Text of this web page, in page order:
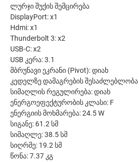
ლურჯი შუქის შემცირება
DisplayPort: x1
Hdmi: x1
Thunderbolt 3: x2
USB-C: x2
USB კერა: 3.1
მბრუნავი ეკრანი (Pivot): დიახ
კედელზე დამაგრების შესაძლებლობა
სიმაღლის რეგულირება: დიახ
ენერგოეფექტურობის კლასი: F
ენერგიის მოხმარება: 24.5 W
სიგანე: 61.2 სმ
სიმაღლე: 38.5 სმ
სიღრმე: 19.2 სმ
წონა: 7.37 კგ